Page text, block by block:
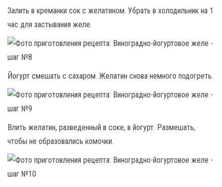
Залить в креманки сок с желатином. Убрать в холодильник на 1
час для застывания желе.
Йогурт смешать с сахаром. Желатин снова немного подогреть.
Влить желатин, разведенный в соке, в йогурт. Размешать,
чтобы не образовались комочки.